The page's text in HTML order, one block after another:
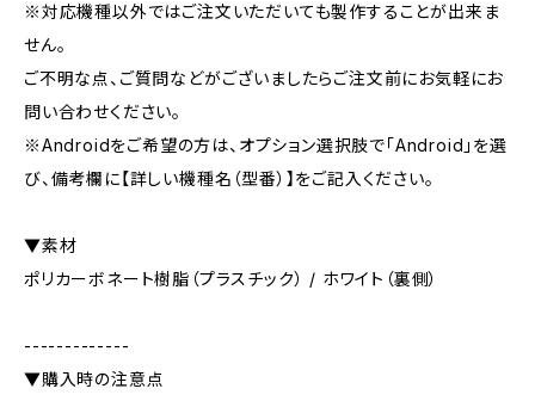
※対応機種以外ではご注文いただいても製作することが出来ま
せん。
ご不明な点、ご質問などがございましたらご注文前にお気軽にお
問い合わせください。
※Androidをご希望の方は、オプション選択肢で「Android」を選
び、備考欄に【詳しい機種名（型番）】をご記入ください。
▼素材
ポリカーボネート樹脂（プラスチック） / ホワイト（裏側）
-------------
▼購入時の注意点